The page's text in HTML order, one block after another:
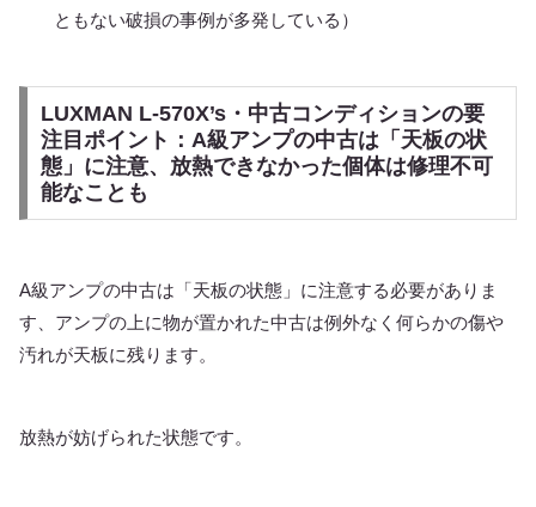
ともない破損の事例が多発している）
LUXMAN L-570X’s・中古コンディションの要
注目ポイント：A級アンプの中古は「天板の状
態」に注意、放熱できなかった個体は修理不可
能なことも
A級アンプの中古は「天板の状態」に注意する必要がありま
す、アンプの上に物が置かれた中古は例外なく何らかの傷や
汚れが天板に残ります。
放熱が妨げられた状態です。